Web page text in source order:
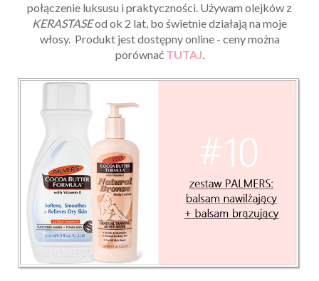
połączenie luksusu i praktyczności. Używam olejków z
KERASTASEod ok 2 lat, bo świetnie działają na moje
włosy. Produkt jest dostępny online - ceny można
porównać TUTAJ.